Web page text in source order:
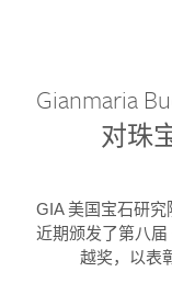
Gianmaria
对珠
GIA 美国宝石研
近期颁发了第八
越奖，以表